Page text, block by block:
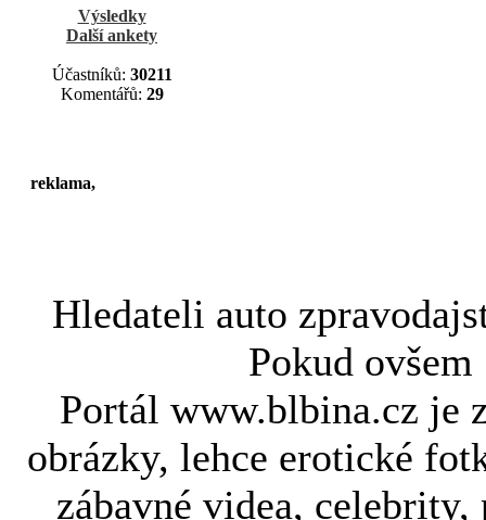
Výsledky
Další ankety
Účastníků: 30211
Komentářů: 29
reklama,
Hledateli auto
Pokud
Portál www.blbina.cz je
obrázky, lehce erotické
zábavné videa,